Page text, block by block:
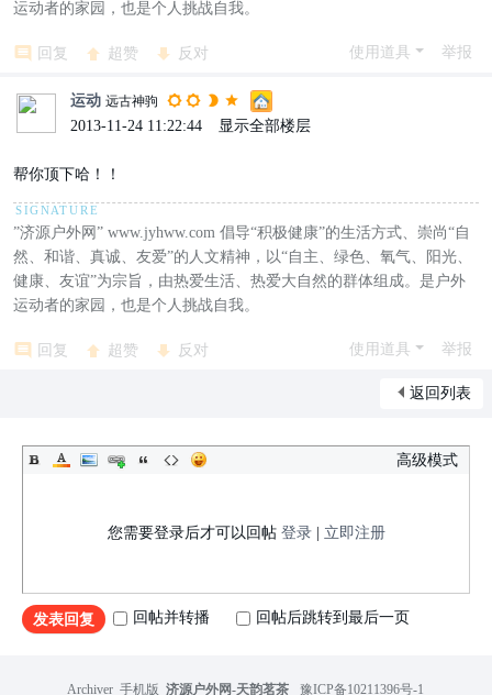
运动者的家园，也是个人挑战自我。
回复 超赞 反对 使用道具 举报
运动 远古神驹
2013-11-24 11:22:44 显示全部楼层
帮你顶下哈！！
”济源户外网” www.jyhww.com 倡导“积极健康”的生活方式、崇尚“自
然、和谐、真诚、友爱”的人文精神，以“自主、绿色、氧气、阳光、
健康、友谊”为宗旨，由热爱生活、热爱大自然的群体组成。是户外
运动者的家园，也是个人挑战自我。
回复 超赞 反对 使用道具 举报
返回列表
高级模式
您需要登录后才可以回帖 登录| 立即注册
发表回复 回帖并转播 回帖后跳转到最后一页
Archiver 手机版 济源户外网-天韵茗茶 豫ICP备10211396号-1